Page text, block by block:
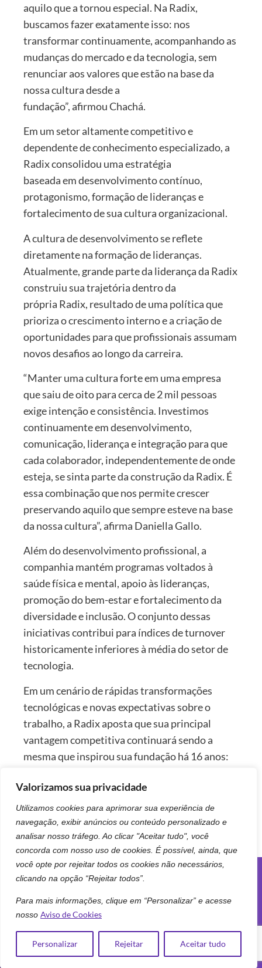
Valorizamos sua privacidade
Utilizamos cookies para aprimorar sua experiência de
navegação, exibir anúncios ou conteúdo personalizado e
analisar nosso tráfego. Ao clicar "Aceitar tudo", você
concorda com nosso uso de cookies. É possível, ainda, que
você opte por rejeitar todos os cookies não necessários,
clicando na opção “Rejeitar todos”.
Para mais informações, clique em “Personalizar” e acesse
nosso Aviso de Cookies
Personalizar Rejeitar Aceitar tudo
aquilo que a tornou especial. Na Radix,
buscamos fazer exatamente isso: nos
transformar continuamente, acompanhando as
mudanças do mercado e da tecnologia, sem
renunciar aos valores que estão na base da
nossa cultura desde a
fundação”, afirmou Chachá.
Em um setor altamente competitivo e
dependente de conhecimento especializado, a
Radix consolidou uma estratégia
baseada em desenvolvimento contínuo,
protagonismo, formação de lideranças e
fortalecimento de sua cultura organizacional.
A cultura de desenvolvimento se reflete
diretamente na formação de lideranças.
Atualmente, grande parte da liderança da Radix
construiu sua trajetória dentro da
própria Radix, resultado de uma política que
prioriza o crescimento interno e a criação de
oportunidades para que profissionais assumam
novos desafios ao longo da carreira.
“Manter uma cultura forte em uma empresa
que saiu de oito para cerca de 2 mil pessoas
exige intenção e consistência. Investimos
continuamente em desenvolvimento,
comunicação, liderança e integração para que
cada colaborador, independentemente de onde
esteja, se sinta parte da construção da Radix. É
essa combinação que nos permite crescer
preservando aquilo que sempre esteve na base
da nossa cultura”, afirma Daniella Gallo.
Além do desenvolvimento profissional, a
companhia mantém programas voltados à
saúde física e mental, apoio às lideranças,
promoção do bem-estar e fortalecimento da
diversidade e inclusão. O conjunto dessas
iniciativas contribui para índices de turnover
historicamente inferiores à média do setor de
tecnologia.
Em um cenário de rápidas transformações
tecnológicas e novas expectativas sobre o
trabalho, a Radix aposta que sua principal
vantagem competitiva continuará sendo a
mesma que inspirou sua fundação há 16 anos:
transformar continuamente sem perder suas
raízes.
Siga-nos
Visite o site da Radix US